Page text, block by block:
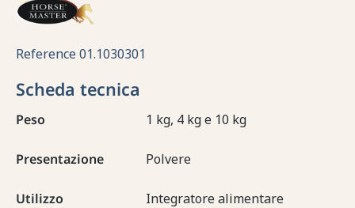
Reference01.1030301
Scheda tecnica
Peso 1 kg, 4 kg e 10 kg
Presentazione Polvere
Utilizzo Integratore alimentare